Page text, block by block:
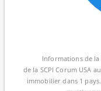
Informations de
de la SCPI Corum USA
immobilier dans 1